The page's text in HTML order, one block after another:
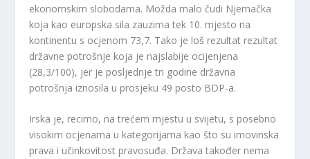
ekonomskim slobodama. Možda malo čudi Njemačka
koja kao europska sila zauzima tek 10. mjesto na
kontinentu s ocjenom 73,7. Tako je loš rezultat rezultat
državne potrošnje koja je najslabije ocijenjena
(28,3/100), jer je posljednje tri godine državna
potrošnja iznosila u prosjeku 49 posto BDP-a.
Irska je, recimo, na trećem mjestu u svijetu, s posebno
visokim ocjenama u kategorijama kao što su imovinska
prava i učinkovitost pravosuđa. Država također nema